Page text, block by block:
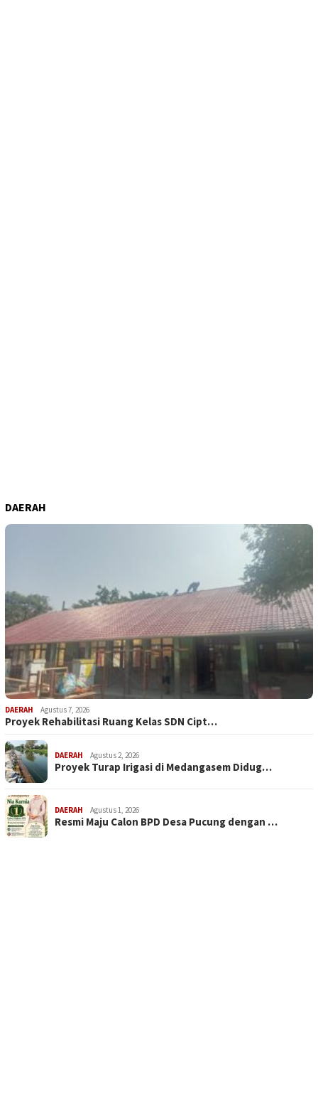
DAERAH
DAERAH Agustus 7, 2026
Proyek Rehabilitasi Ruang Kelas SDN Cipt…
DAERAH Agustus 2, 2026
Proyek Turap Irigasi di Medangasem Didug…
DAERAH Agustus 1, 2026
Resmi Maju Calon BPD Desa Pucung dengan …